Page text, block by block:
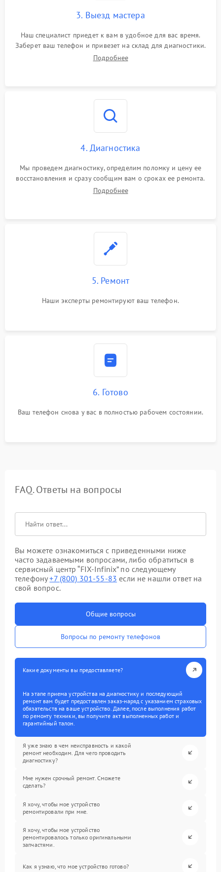
3. Выезд мастера
Наш специалист приедет к вам в удобное для вас время.
Заберет ваш телефон и привезет на склад для диагностики.
Подробнее
4. Диагностика
Мы проведем диагностику, определим поломку и цену ее
восстановления и сразу сообщим вам о сроках ее ремонта.
Подробнее
5. Ремонт
Наши эксперты ремонтируют ваш телефон.
6. Готово
Ваш телефон снова у вас в полностью рабочем состоянии.
FAQ. Ответы на вопросы
Вы можете ознакомиться с приведенными ниже
часто задаваемыми вопросами, либо обратиться в
сервисный центр “FIX-Infinix” по следующему
телефону+7 (800) 301-55-83 если не нашли ответ на
свой вопрос.
Общие вопросы
Вопросы по ремонту телефонов
Какие документы вы предоставляете?
На этапе приема устройства на диагностику и последующий
ремонт вам будет предоставлен заказ-наряд с указанием страховых
обязательств на ваше устройство. Далее, после выполнения работ
по ремонту техники, вы получите акт выполненных работ и
гарантийный талон.
Я уже знаю в чем неисправность и какой
ремонт необходим. Для чего проводить
диагностику?
Мне нужен срочный ремонт. Сможете
сделать?
Я хочу, чтобы мое устройство
ремонтировали при мне.
Я хочу, чтобы мое устройство
ремонтировалось только оригинальными
запчастями.
Как я узнаю, что мое устройство готово?